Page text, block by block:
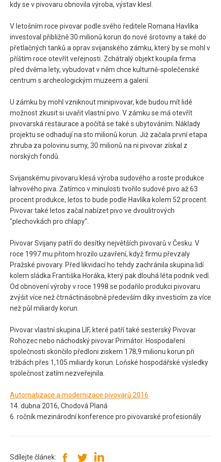
kdy se v pivovaru obnovila výroba, výstav klesl.
V letošním roce pivovar podle svého ředitele Romana Havlíka
investoval přibližně 30 milionů korun do nové šrotovny a také do
přetlačných tanků a oprav svijanského zámku, který by se mohl v
příštím roce otevřít veřejnosti. Zchátralý objekt koupila firma
před dvěma lety, vybudovat v něm chce kulturně-společenské
centrum s archeologickým muzeem a galerií.
U zámku by mohl vzniknout minipivovar, kde budou mít lidé
možnost zkusit si uvařit vlastní pivo. V zámku se má otevřít
pivovarská restaurace a počítá se také s ubytováním. Náklady
projektu se odhadují na sto milionů korun. Již začala první etapa
zhruba za polovinu sumy, 30 milionů na ni pivovar získal z
norských fondů.
Svijanskému pivovaru klesá výroba sudového a roste produkce
lahvového piva. Zatímco v minulosti tvořilo sudové pivo až 63
procent produkce, letos to bude podle Havlíka kolem 52 procent.
Pivovar také letos začal nabízet pivo ve dvoulitrových
"plechovkách pro chlapy".
Pivovar Svijany patří do desítky největších pivovarů v Česku. V
roce 1997 mu přitom hrozilo uzavření, když firmu převzaly
Pražské pivovary. Před likvidací ho tehdy zachránila skupina lidí
kolem sládka Františka Horáka, který pak dlouhá léta podnik vedl.
Od obnovení výroby v roce 1998 se podařilo produkci pivovaru
zvýšit více než čtrnáctinásobně především díky investicím za více
než půl miliardy korun.
Pivovar vlastní skupina LIF, které patří také sesterský Pivovar
Rohozec nebo náchodský pivovar Primátor. Hospodaření
společnosti skončilo předloni ziskem 178,9 milionu korun při
tržbách přes 1,105 miliardy korun. Loňské hospodářské výsledky
společnost zatím nezveřejnila.
Automatizace a modernizace pivovarů 2016
14. dubna 2016, Chodová Planá
6. ročník mezinárodní konference pro pivovarské profesionály
Sdílejte článek: